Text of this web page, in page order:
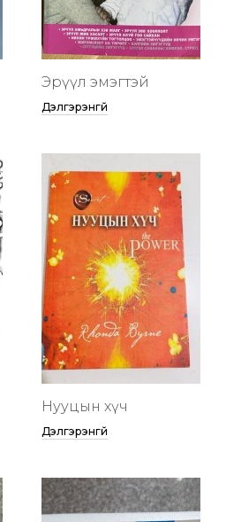
Эрүүл эмэгтэй
Дэлгэрэнгүй
Нууцын хүч
Дэлгэрэнгүй